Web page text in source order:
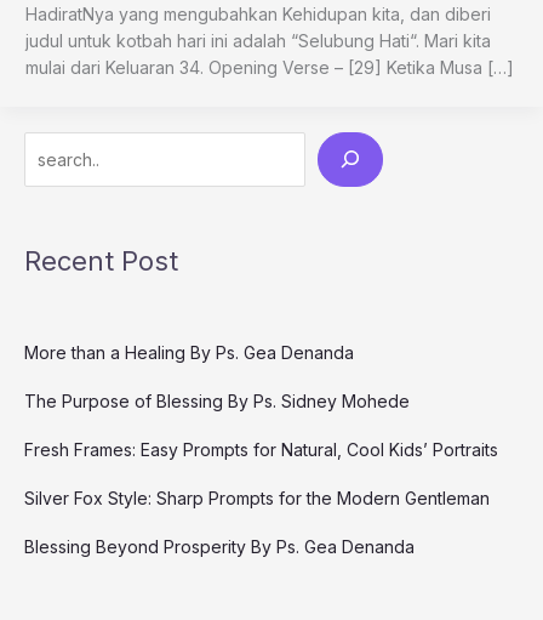
HadiratNya yang mengubahkan Kehidupan kita, dan diberi
judul untuk kotbah hari ini adalah “Selubung Hati“. Mari kita
mulai dari Keluaran 34. Opening Verse – [29] Ketika Musa […]
Recent Post
More than a Healing By Ps. Gea Denanda
The Purpose of Blessing By Ps. Sidney Mohede
Fresh Frames: Easy Prompts for Natural, Cool Kids’ Portraits
Silver Fox Style: Sharp Prompts for the Modern Gentleman
Blessing Beyond Prosperity By Ps. Gea Denanda